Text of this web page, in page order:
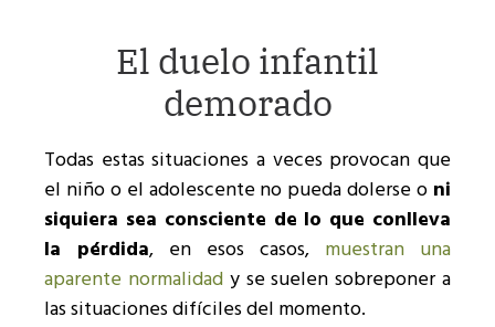
El duelo infantil
demorado
Todas estas situaciones a veces provocan que
el niño o el adolescente no pueda dolerse o ni
siquiera sea consciente de lo que conlleva
la pérdida, en esos casos, muestran una
aparente normalidady se suelen sobreponer a
las situaciones difíciles del momento.